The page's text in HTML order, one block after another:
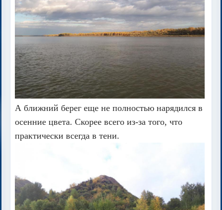
А ближний берег еще не полностью нарядился в
осенние цвета. Скорее всего из-за того, что
практически всегда в тени.